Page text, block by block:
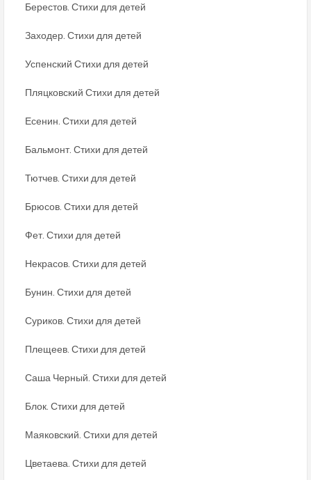
Берестов. Стихи для детей
Заходер. Стихи для детей
Успенский Стихи для детей
Пляцковский Стихи для детей
Есенин. Стихи для детей
Бальмонт. Стихи для детей
Тютчев. Стихи для детей
Брюсов. Стихи для детей
Фет. Стихи для детей
Некрасов. Стихи для детей
Бунин. Стихи для детей
Суриков. Стихи для детей
Плещеев. Стихи для детей
Саша Черный. Стихи для детей
Блок. Стихи для детей
Маяковский. Стихи для детей
Цветаева. Стихи для детей